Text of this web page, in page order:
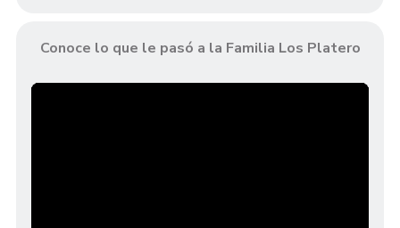
Conoce lo que le pasó a la Familia Los Platero